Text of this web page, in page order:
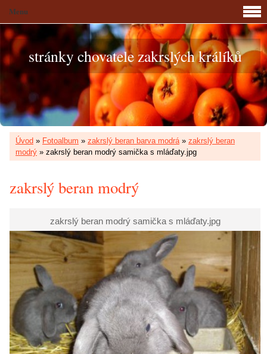
stránky chovatele zakrslých králíků
Úvod » Fotoalbum » zakrslý beran barva modrá» zakrslý beran
modrý » zakrslý beran modrý samička s mláďaty.jpg
zakrslý beran modrý
zakrslý beran modrý samička s mláďaty.jpg
Menu